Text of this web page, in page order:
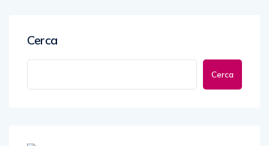
Cerca
Cerca